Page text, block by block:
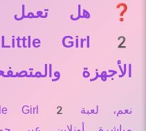
الأجهزة